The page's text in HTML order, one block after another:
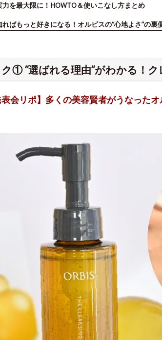
を最大限に！HOWTO＆使いこなし方まとめ
ばもっと好きになる！オルビスの“心地よさ”の裏
ク① “選ばれる理由”がわかる！
会リポ】多くの美容賢者がうなった